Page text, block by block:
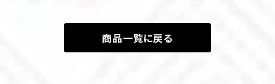
商品一覧に戻る